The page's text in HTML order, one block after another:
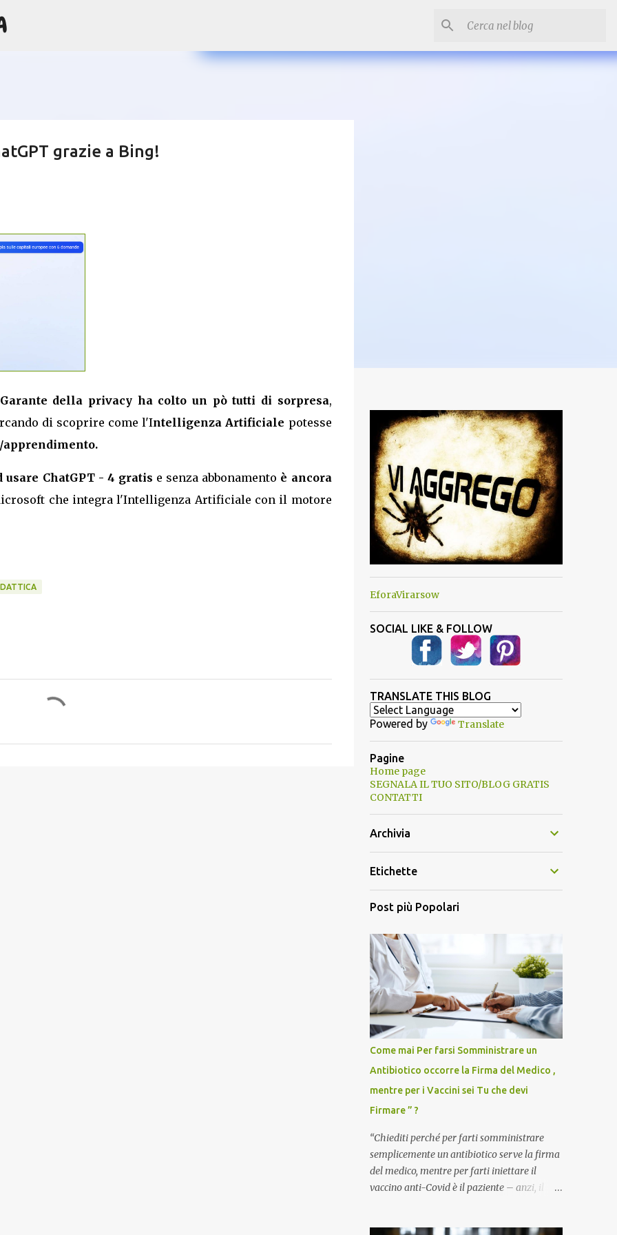
grazie a Bing!
della privacy ha colto un pò tutti di sorpresa,
di scoprire come l'Intelligenza Artificiale potesse
apprendimento.
usare ChatGPT - 4 gratis e senza abbonamento è ancora
che integra l'Intelligenza Artificiale con il motore
EforaVirarsow
SOCIAL LIKE & FOLLOW
TRANSLATE THIS BLOG
Powered by Translate
Pagine
Home page
SEGNALA IL TUO SITO/BLOG GRATIS
CONTATTI
Archivia
Etichette
Post più Popolari
Come mai Per farsi Somministrare un
Antibiotico occorre la Firma del Medico ,
mentre per i Vaccini sei Tu che devi
Firmare ” ?
“Chiediti perché per farti somministrare
semplicemente un antibiotico serve la firma
del medico, mentre per farti iniettare il
vaccino anti-Covid è il paziente – anzi, il